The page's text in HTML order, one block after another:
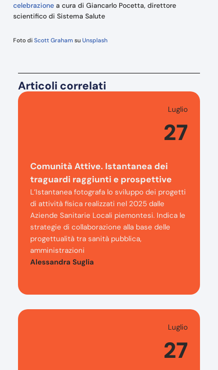
celebrazione a cura di Giancarlo Pocetta, direttore
scientifico di Sistema Salute
Foto diScott GrahamsuUnsplash
Articoli correlati
Luglio
27
Comunità Attive. Istantanea dei
traguardi raggiunti e prospettive
L’Istantanea fotografa lo sviluppo dei progetti
di attività fisica realizzati nel 2025 dalle
Aziende Sanitarie Locali piemontesi. Indica le
strategie di collaborazione alla base delle
progettualità tra sanità pubblica,
amministrazioni
Alessandra Suglia
Luglio
27